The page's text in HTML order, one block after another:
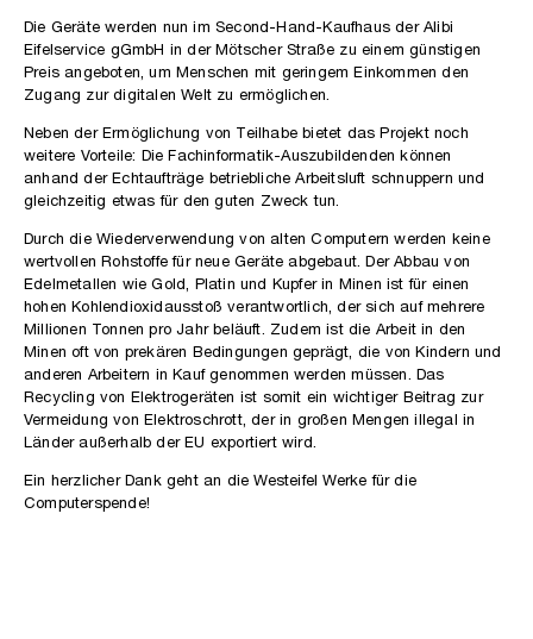
Die Geräte werden nun im Second-Hand-Kaufhaus der Alibi
Eifelservice gGmbH in der Mötscher Straße zu einem günstigen
Preis angeboten, um Menschen mit geringem Einkommen den
Zugang zur digitalen Welt zu ermöglichen.
Neben der Ermöglichung von Teilhabe bietet das Projekt noch
weitere Vorteile: Die Fachinformatik-Auszubildenden können
anhand der Echtaufträge betriebliche Arbeitsluft schnuppern und
gleichzeitig etwas für den guten Zweck tun.
Durch die Wiederverwendung von alten Computern werden keine
wertvollen Rohstoffe für neue Geräte abgebaut. Der Abbau von
Edelmetallen wie Gold, Platin und Kupfer in Minen ist für einen
hohen Kohlendioxidausstoß verantwortlich, der sich auf mehrere
Millionen Tonnen pro Jahr beläuft. Zudem ist die Arbeit in den
Minen oft von prekären Bedingungen geprägt, die von Kindern und
anderen Arbeitern in Kauf genommen werden müssen. Das
Recycling von Elektrogeräten ist somit ein wichtiger Beitrag zur
Vermeidung von Elektroschrott, der in großen Mengen illegal in
Länder außerhalb der EU exportiert wird.
Ein herzlicher Dank geht an die Westeifel Werke für die
Computerspende!